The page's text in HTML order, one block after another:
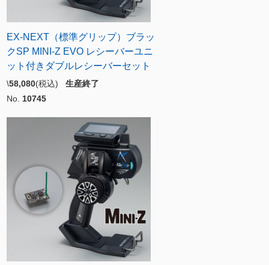
EX-NEXT（標準グリップ）ブラッ
クSP MINI-Z EVO レシーバーユニ
ット付きダブルレシーバーセット
\58,080(税込) 生産終了
No. 10745